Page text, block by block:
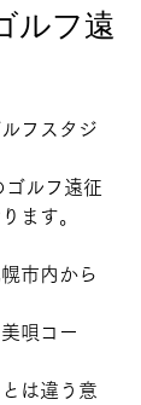
ルフ遠
フスタジ
ゴルフ遠征
ます。
市内から
唄コー
は違う意